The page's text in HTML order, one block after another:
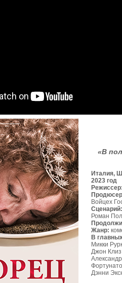
«В
Италия,
2023 год
Войцех
Сценарий:
Роман
Жанр:
В
Микки
Джон
Дэнни